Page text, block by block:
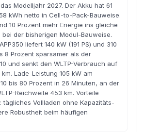
Modelljahr 2027. Der Akku hat 61
kWh netto in Cell-to-Pack-Bauweise.
10 Prozent mehr Energie ins gleiche
bei der bisherigen Modul-Bauweise.
liefert 140 kW (191 PS) und 310
8 Prozent sparsamer als der
und senkt den WLTP-Verbrauch auf
km. Lade-Leistung 105 kW am
bis 80 Prozent in 26 Minuten, an der
Reichweite 453 km. Vorteile
tägliches Vollladen ohne Kapazitäts-
Robustheit beim häufigen